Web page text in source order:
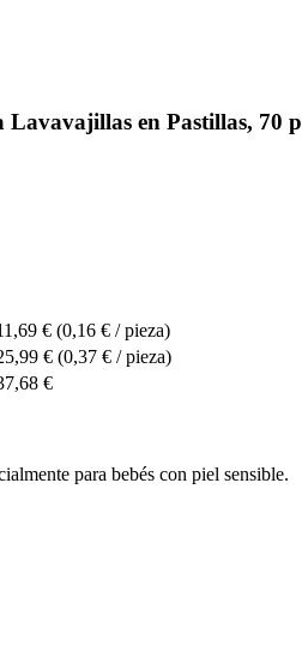
en Pastillas, 70
€ (0,16 € / pieza)
€ (0,37 € / pieza)
€
para bebés con piel sensible.